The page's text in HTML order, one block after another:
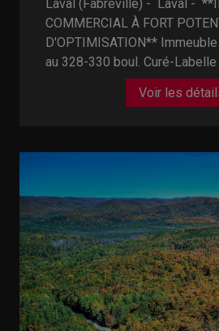
Laval (Fabreville) - Laval -
COMMERCIAL À FORT
D'OPTIMISATION**
au 328-330 boul. Curé-Labelle
Voir les